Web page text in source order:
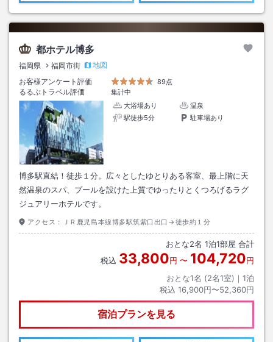
都ホテル博多
福岡県 福岡市街
地図
お客様アンケート評価
89点
るるぶトラベル評価
集計中
大浴場あり
温泉
駅徒歩5分
駐車場あり
博多駅直結！徒歩１分。広々としたゆとりある客室、最上階に天
然温泉のスパ、プールを設けた上質でゆったりとくつろげるラグ
ジュアリーホテルです。
アクセス： ＪＲ鹿児島本線博多駅筑紫口出口→徒歩約１分
おとな2名 1泊1部屋 合計
税込 33,800円 〜 104,720円
おとな1名 (2名1室)｜ 1泊
税込 16,900円〜52,360円
宿泊プランを見る